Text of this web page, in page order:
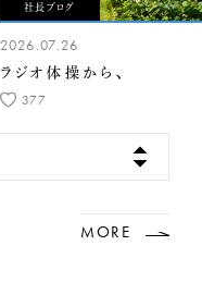
社長ブログ
2026.07.26
ラジオ体操から、
377
MORE